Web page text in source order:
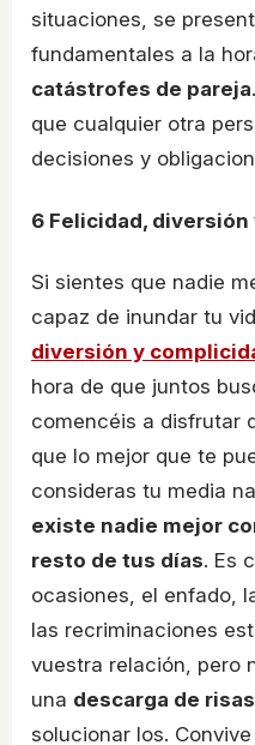
situaciones, se
fundamentales a la
catástrofes de pareja
que cualquier otra
decisiones y
6 Felicidad,
Si sientes que nadie
capaz de inundar tu
diversión y
hora de que juntos
comencéis a disfrutar
que lo mejor que te
consideras tu media
existe nadie mejor
resto de tus días. Es
ocasiones, el enfado,
las recriminaciones
vuestra relación, pero
una descarga de
solucionar los.